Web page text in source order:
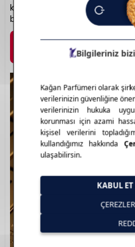
koku deneyimi sunar. Cesur
bırakır.
Marka Detayı